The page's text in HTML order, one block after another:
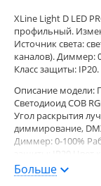
XLine Light D LED
профильный.
Источник света:
каналов). Диммер:
Класс защиты: IP20.
Описание модели:
Светодиоид COB
Угол раскрытия
диммирование,
Диммер: 0-100%
защиты: IP20 Цвет
480; 830 Вес, кг:
наличии
Больше